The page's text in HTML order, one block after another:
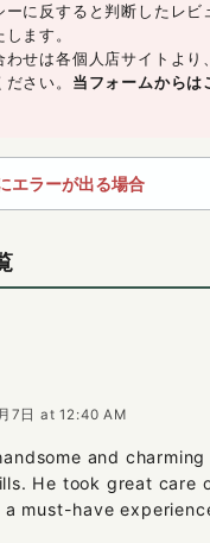
ーに反すると判断したレビ
ます。
わせは各個人店サイトより
さい。 当フォームからは
エラーが出る場合
7日 at 12:40 AM
and
He took great care
must-have